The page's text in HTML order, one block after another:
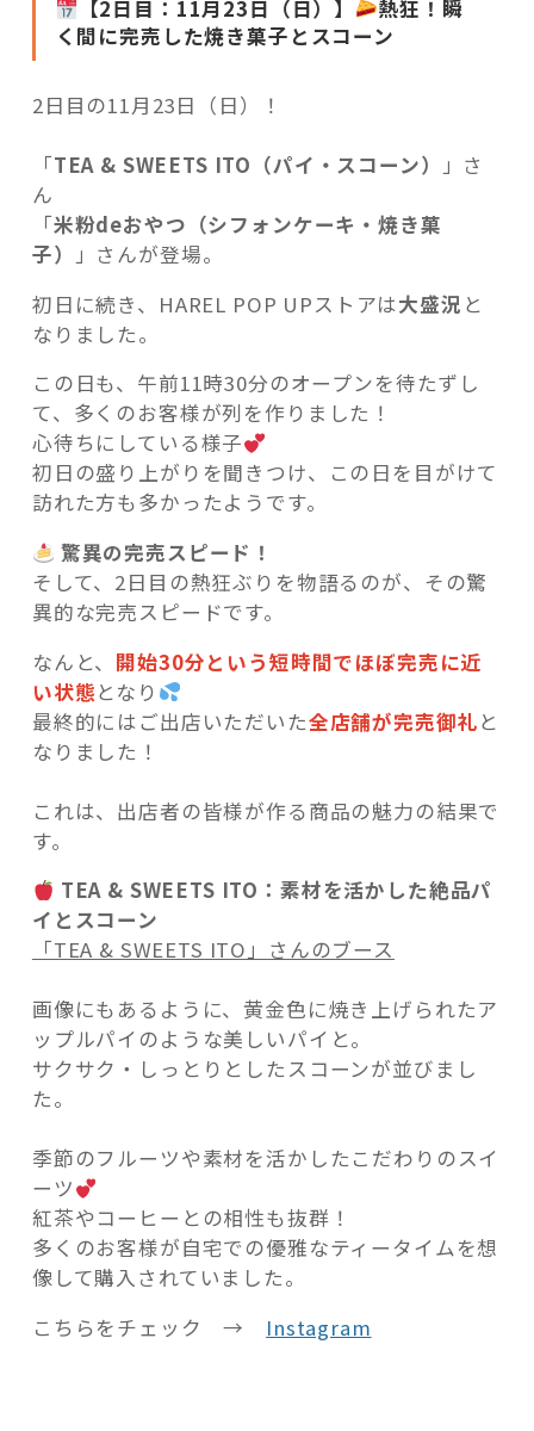
【2日目：11月23日（日）】
熱狂！瞬
く間に完売した焼き菓子とスコーン
2日目の11月23日（日）！
「TEA & SWEETS ITO（パイ・スコーン）
」さ
ん
「米粉deおやつ（シフォンケーキ・焼き菓
子）
」さんが登場。
初日に続き、HAREL POP UPストアは大盛況 と
なりました。
この日も、午前11時30分のオープンを待たずし
て、多くのお客様が列を作りました！
心待ちにしている様子
初日の盛り上がりを聞きつけ、この日を目がけて
訪れた方も多かったようです。
驚異の完売スピード！
そして、2日目の熱狂ぶりを物語るのが、その驚
異的な完売スピードです。
なんと、 開始30分という短時間でほぼ完売に近
い状態となり
最終的にはご出店いただいた全店舗が完売御礼と
なりました！
これは、出店者の皆様が作る商品の魅力の結果で
す。
TEA & SWEETS ITO：素材を活かした絶品パ
イとスコーン
「TEA & SWEETS ITO」さんのブース
画像にもあるように、黄金色に焼き上げられたア
ップルパイのような美しいパイと。
サクサク・しっとりとしたスコーンが並びまし
た。
季節のフルーツや素材を活かしたこだわりのスイ
ーツ
紅茶やコーヒーとの相性も抜群！
多くのお客様が自宅での優雅なティータイムを想
像して購入されていました。
こちらをチェック → Instagram